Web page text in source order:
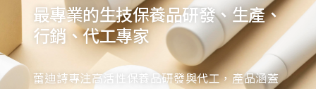
最專業的生技保養品研發、生產、
行銷、代工專家
蕾迪詩專注高活性保養品研發與代工，產品涵蓋